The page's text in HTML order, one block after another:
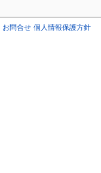
お問合せ 個人情報保護方針